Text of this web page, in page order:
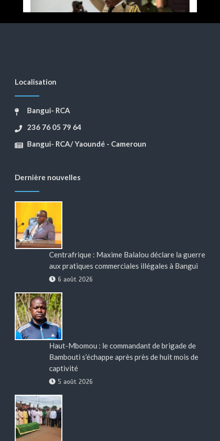
Localisation
Bangui- RCA
236 76 05 79 64
Bangui- RCA/ Yaoundé - Cameroun
Dernière nouvelles
Centrafrique : Maxime Balalou déclare la guerre
aux pratiques commerciales illégales à Bangui
6 août 2026
Haut-Mbomou : le commandant de brigade de
Bambouti s’échappe après près de huit mois de
captivité
5 août 2026